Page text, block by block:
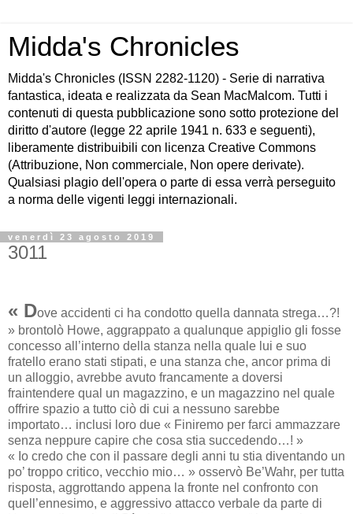
Midda's Chronicles
Midda's Chronicles (ISSN 2282-1120) - Serie di narrativa
fantastica, ideata e realizzata da Sean MacMalcom. Tutti i
contenuti di questa pubblicazione sono sotto protezione del
diritto d'autore (legge 22 aprile 1941 n. 633 e seguenti),
liberamente distribuibili con licenza Creative Commons
(Attribuzione, Non commerciale, Non opere derivate).
Qualsiasi plagio dell'opera o parte di essa verrà perseguito
a norma delle vigenti leggi internazionali.
venerdì 23 agosto 2019
3011
« Dove accidenti ci ha condotto quella dannata strega…?!
» brontolò Howe, aggrappato a qualunque appiglio gli fosse
concesso all’interno della stanza nella quale lui e suo
fratello erano stati stipati, e una stanza che, ancor prima di
un alloggio, avrebbe avuto francamente a doversi
fraintendere qual un magazzino, e un magazzino nel quale
offrire spazio a tutto ciò di cui a nessuno sarebbe
importato… inclusi loro due « Finiremo per farci ammazzare
senza neppure capire che cosa stia succedendo…! »
« Io credo che con il passare degli anni tu stia diventando un
po’ troppo critico, vecchio mio… » osservò Be’Wahr, per tutta
risposta, aggrottando appena la fronte nel confronto con
quell’ennesimo, e aggressivo attacco verbale da parte di